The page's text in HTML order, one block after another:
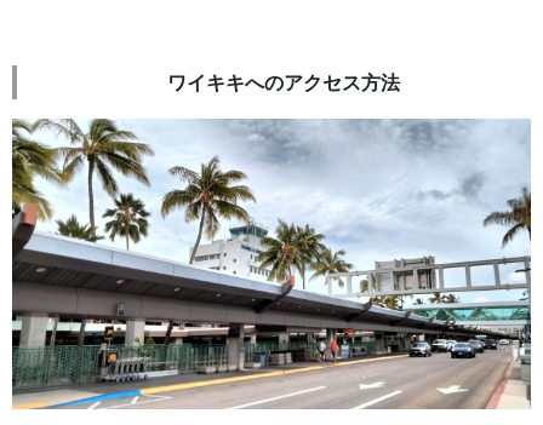
ワイキキへのアクセス方法